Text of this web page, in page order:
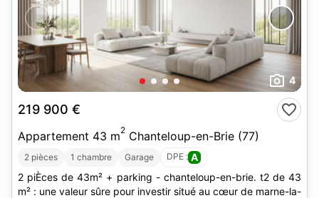
4
219 900 €
Appartement 43 m2 Chanteloup-en-Brie (77)
2 pièces 1 chambre Garage DPE : A
2 piÈces de 43m² + parking - chanteloup-en-brie. t2 de 43
m² : une valeur sûre pour investir situé au cœur de marne-la-